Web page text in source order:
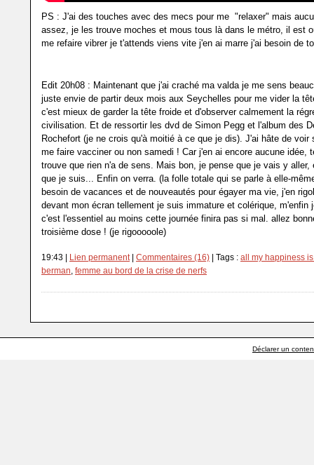
PS : J'ai des touches avec des mecs pour me "relaxer" mais
assez, je les trouve moches et mous tous là dans le métro, il est
me refaire vibrer je t'attends viens vite j'en ai marre j'ai besoin de
Edit 20h08 : Maintenant que j'ai craché ma valda je me sens
juste envie de partir deux mois aux Seychelles pour me vider la
c'est mieux de garder la tête froide et d'observer calmement la
civilisation. Et de ressortir les dvd de Simon Pegg et l'album des
Rochefort (je ne crois qu'à moitié à ce que je dis). J'ai hâte de voir
me faire vacciner ou non samedi ! Car j'en ai encore aucune idée,
trouve que rien n'a de sens. Mais bon, je pense que je vais y aller,
que je suis... Enfin on verra. (la folle totale qui se parle à elle-
besoin de vacances et de nouveautés pour égayer ma vie, j'en
devant mon écran tellement je suis immature et colérique, m'enfin
c'est l'essentiel au moins cette journée finira pas si mal. allez
troisième dose ! (je rigooooole)
19:43 | Lien permanent| Commentaires (16) | Tags : all my happiness
berman, femme au bord de la crise de nerfs
Déclarer un